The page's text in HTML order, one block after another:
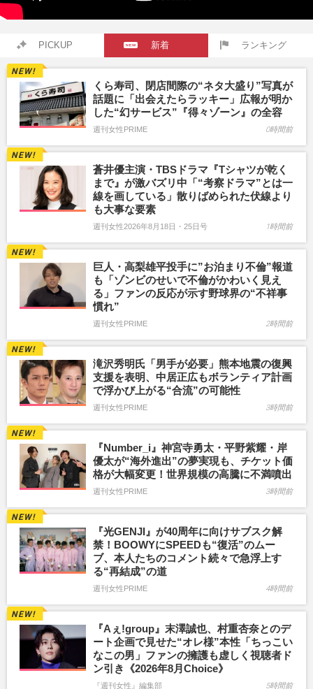
PICKUP 新着 ランキング
くら寿司、閉店間際の“ネタ大盛り”写真が
話題に「出会えたらラッキー」広報が明か
した“幻サービス”『得々ゾーン』の全容
週刊女性PRIME 0時間前
蒼井優主演・TBSドラマ『Tシャツが乾く
まで』が激バズリ中「“考察ドラマ”とは一
線を画している」散りばめられた伏線より
も大事な要素
週刊女性2026年8月18日・25日号 1時間前
巨人・高梨雄平投手に”お泊まり不倫”報道
も「ゾンビのせいで不倫がかわいく見え
る」ファンの反応が示す野球界の“不祥事
慣れ”
週刊女性PRIME 2時間前
滝沢秀明氏「男手が必要」熊本地震の復興
支援を表明、中居正広もボランティア計画
で浮かび上がる“合流”の可能性
週刊女性PRIME 3時間前
『Number_i』神宮寺勇太・平野紫耀・岸
優太が“海外進出”の夢実現も、チケット価
格が大幅変更！世界規模の高騰に不満噴出
週刊女性PRIME 3時間前
『光GENJI』が40周年に向けサブスク解
禁！BOOWYにSPEEDも“復活”のムー
ブ、本人たちのコメント続々で急浮上す
る“再結成”の道
週刊女性PRIME 4時間前
『Aぇ!group』末澤誠也、村重杏奈とのデ
ート企画で見せた“オレ様”本性「ちっこい
なこの男」ファンの擁護も虚しく視聴者ド
ン引き《2026年8月Choice》
『週刊女性』編集部 5時間前